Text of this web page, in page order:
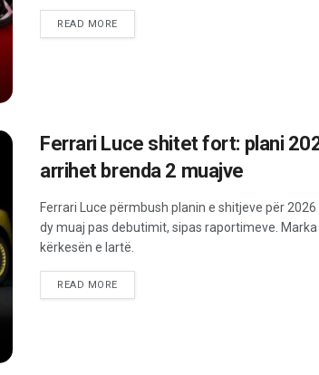
READ MORE
Ferrari Luce shitet fort: plani
arrihet brenda 2 muajve
Ferrari Luce përmbush planin e shitjeve për
dy muaj pas debutimit, sipas raportimeve. Marka
kërkesën e lartë.
READ MORE